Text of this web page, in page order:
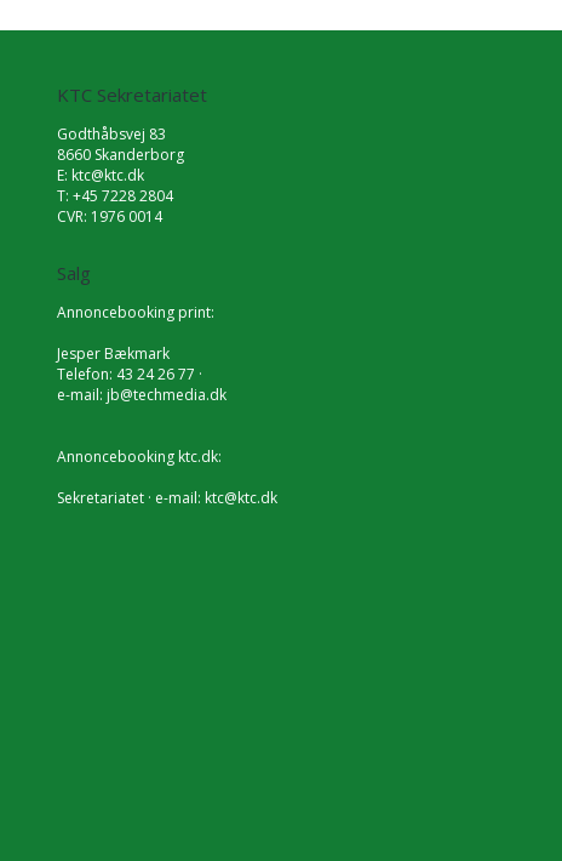
KTC Sekretariatet
Godthåbsvej 83
8660 Skanderborg
E: ktc@ktc.dk
T: +45 7228 2804
CVR: 1976 0014
Salg
Annoncebooking print:
Jesper Bækmark
Telefon: 43 24 26 77 ·
e-mail: jb@techmedia.dk
Annoncebooking ktc.dk:
Sekretariatet · e-mail: ktc@ktc.dk